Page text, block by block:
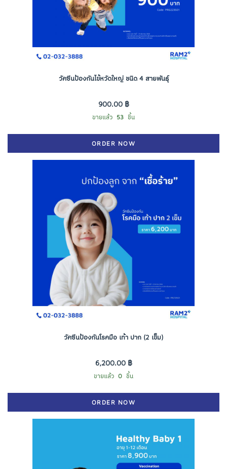
วัคซีนป้องกันไข้หวัดใหญ่ ชนิด 4 สายพันธุ์
900.00 ฿
ขายแล้ว 53 ชิ้น
ORDER NOW
วัคซีนป้องกันโรคมือ เท้า ปาก (2 เข็ม)
6,200.00 ฿
ขายแล้ว 0 ชิ้น
ORDER NOW